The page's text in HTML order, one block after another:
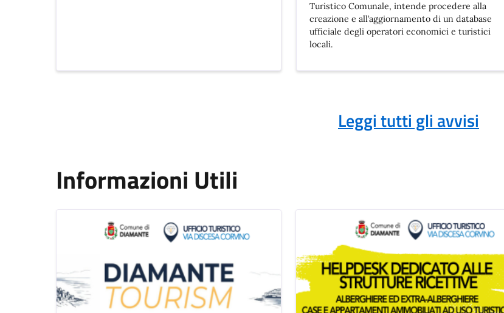
Turistico Comunale, intende procedere alla
creazione e all’aggiornamento di un database
ufficiale degli operatori economici e turistici
locali.
Leggi tutti gli avvisi
Informazioni Utili